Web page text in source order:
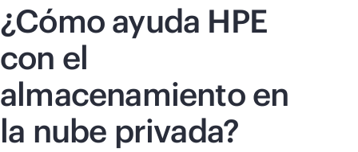
¿Cómo ayuda HPE
con el
almacenamiento en
la nube privada?